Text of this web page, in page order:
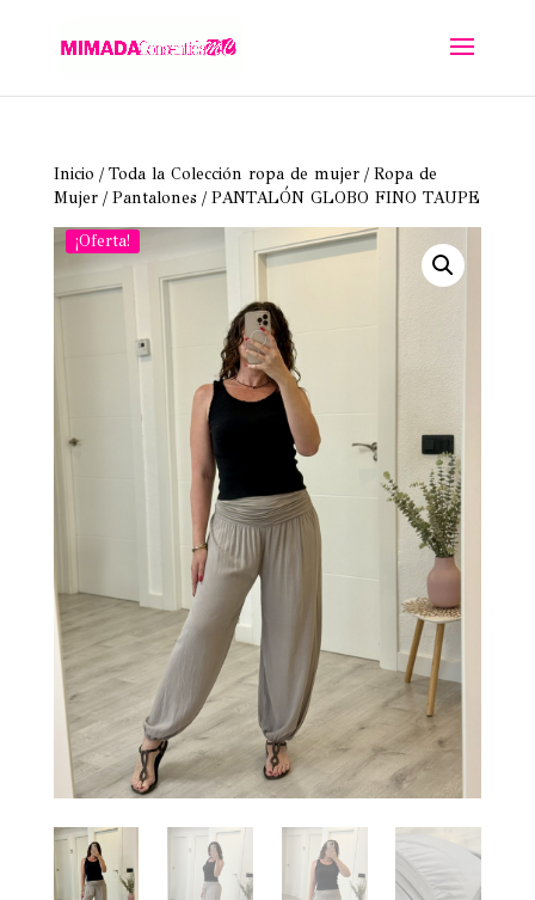
Inicio /Toda la Colección ropa de mujer/Ropa de
Mujer/Pantalones / PANTALÓN GLOBO FINO TAUPE
¡Oferta!